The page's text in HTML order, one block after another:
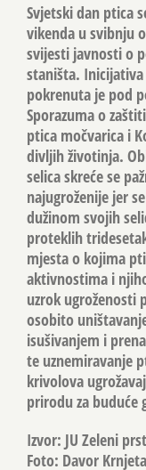
Svjetski dan ptica
vikenda u svibnju
svijesti javnosti o
staništa. Inicijativa
pokrenuta je pod
Sporazuma o
ptica močvarica i
divljih životinja.
selica skreće se
najugroženije jer
dužinom svojih
proteklih
mjesta o kojima
aktivnostima i
uzrok ugroženosti
osobito
isušivanjem i
te uznemiravanje
krivolova
prirodu za buduće
Izvor: JU Zeleni
Foto: Davor Krnjeta